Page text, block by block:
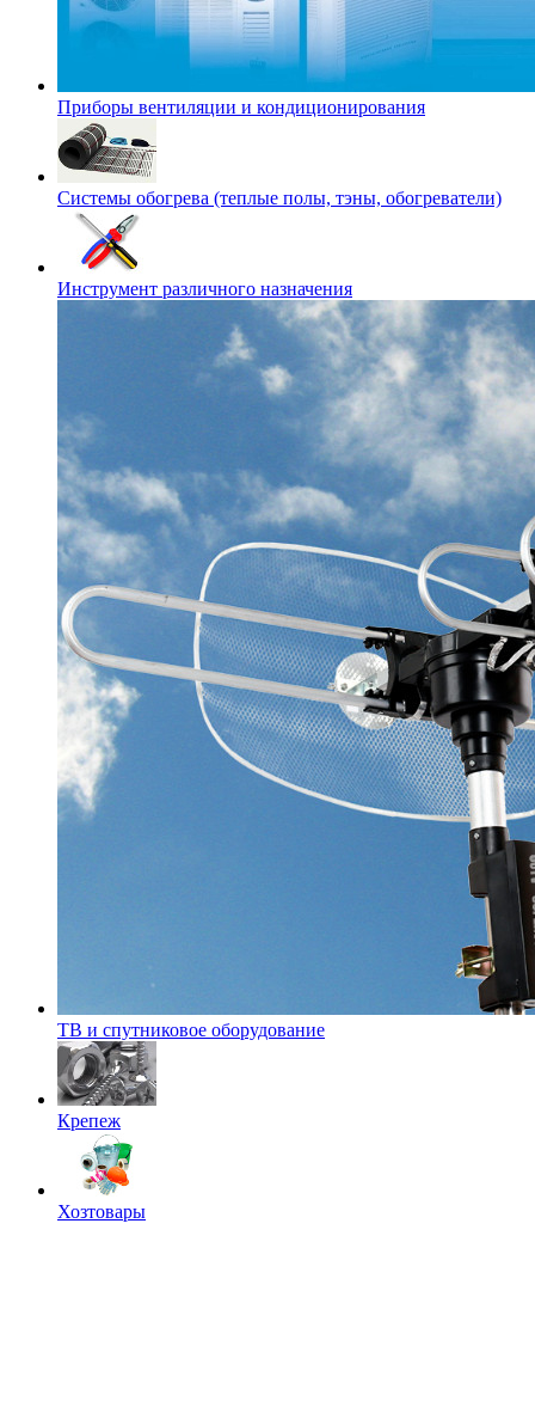
Приборы вентиляции и кондиционирования
Системы обогрева (теплые полы, тэны, обогреватели)
Инструмент различного назначения
ТВ и спутниковое оборудование
Крепеж
Хозтовары